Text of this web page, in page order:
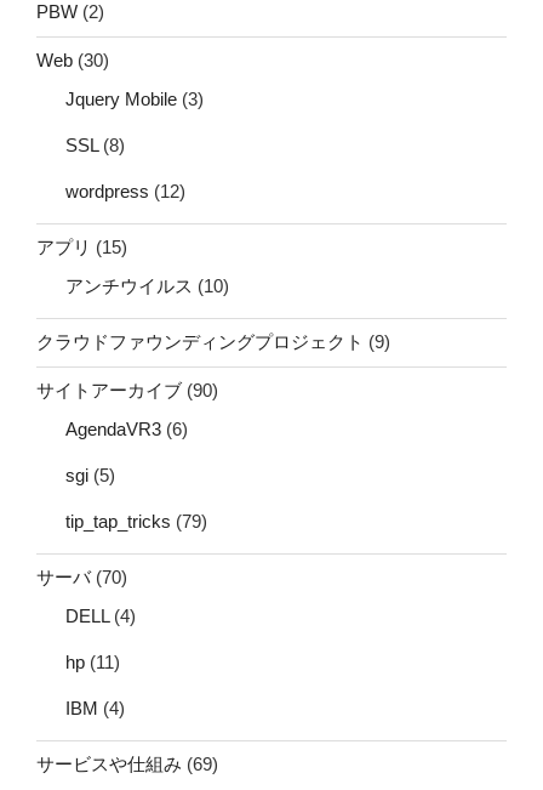
PBW (2)
Web (30)
Jquery Mobile (3)
SSL(8)
wordpress (12)
アプリ (15)
アンチウイルス (10)
クラウドファウンディングプロジェクト (9)
サイトアーカイブ (90)
AgendaVR3 (6)
sgi (5)
tip_tap_tricks (79)
サーバ(70)
DELL(4)
hp (11)
IBM (4)
サービスや仕組み (69)